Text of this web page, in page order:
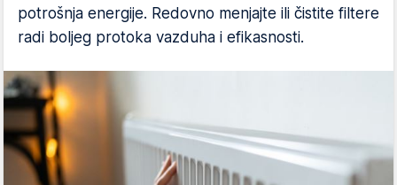
potrošnja energije. Redovno menjajte ili čistite filtere
radi boljeg protoka vazduha i efikasnosti.